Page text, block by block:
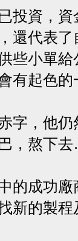
投資，
還代表
些小單
有起色的
字，他
，熬下
的成功
新的製